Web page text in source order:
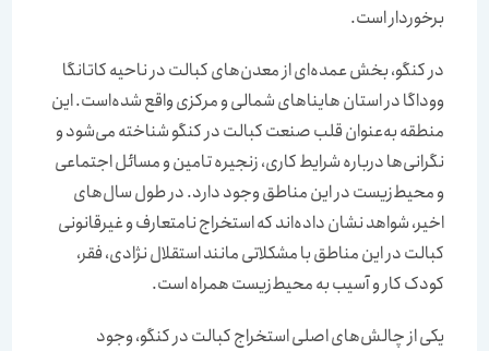
برخوردار است.
در کنگو، بخش عمده‌‌‌‌‌‌ای از معدن‌‌‌‌‌‌های کبالت در ناحیه کاتانگا
ووداگا در استان هاینا‌های شمالی و مرکزی واقع شده‌است. این
منطقه به‌عنوان قلب صنعت کبالت در کنگو شناخته می‌شود و
نگرانی‌ها درباره شرایط کاری، زنجیره تامین و مسائل اجتماعی
و محیط‌‌‌‌‌‌زیست در این مناطق وجود دارد. در طول سال‌های
اخیر، شواهد نشان داده‌اند که استخراج نامتعارف و غیرقانونی
کبالت در این مناطق با مشکلاتی مانند استقلال نژادی، فقر،
کودک کار و آسیب به محیط‌‌‌‌‌‌زیست همراه است.
یکی از چالش‌های اصلی استخراج کبالت در کنگو، وجود